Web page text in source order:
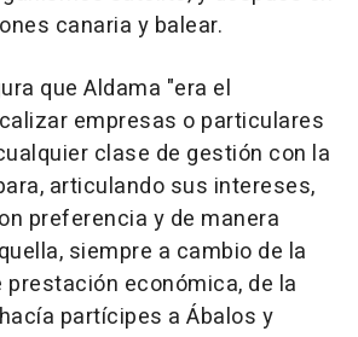
canaria y balear.
que Aldama "era el
empresas o particulares
clase de gestión con la
articulando sus intereses,
preferencia y de manera
siempre a cambio de la
económica, de la
partícipes a Ábalos y